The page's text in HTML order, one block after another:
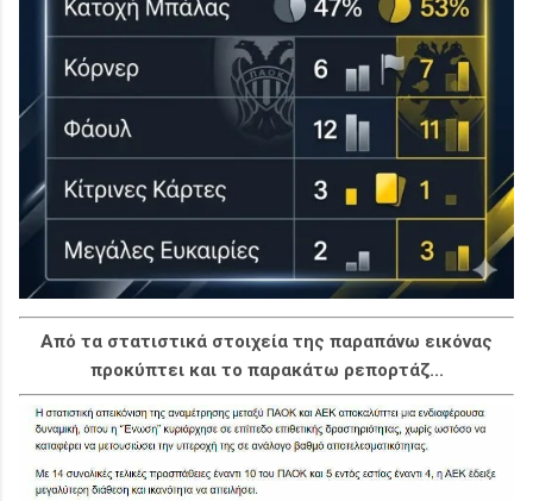
Από τα στατιστικά στοιχεία της παραπάνω εικόνας
προκύπτει και το παρακάτω ρεπορτάζ...